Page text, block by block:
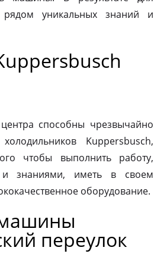
уникальных знаний и
способны чрезвычайно
Kuppersbusch,
чтобы выполнить работу,
и знаниями, иметь в своем
оборудование.
переулок